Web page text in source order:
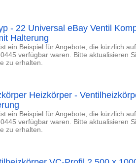
- 22 Universal eBay Ventil
Halterung
ein Beispiel für Angebote, die kürzlich
verfügbar waren. Bitte aktualisieren
zu erhalten.
Heizkörper -
ein Beispiel für Angebote, die kürzlich
verfügbar waren. Bitte aktualisieren
zu erhalten.